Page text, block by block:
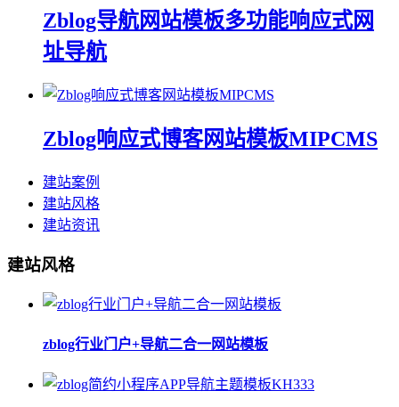
Zblog导航网站模板多功能响应式网
址导航
Zblog响应式博客网站模板MIPCMS
建站案例
建站风格
建站资讯
建站风格
zblog行业门户+导航二合一网站模板